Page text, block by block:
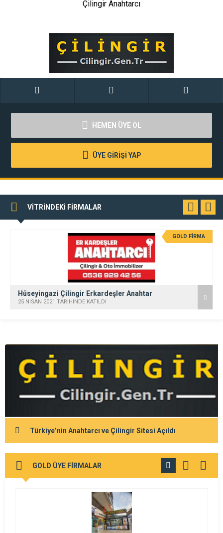
Çilingir Anahtarcı
HEMEN ÜYE OL
ÜYE GİRİŞİ YAP
VİTRİNDEKİ FİRMALAR
GOLD FİRMA
Hüseyingazi Çilingir Erkardeşler Anahtar
25 NISAN 2021 TARİHİNDE KATILDI
Türkiye’nin Anahtarcı ve Çilingir Sitesi Açıldı
GOLD ÜYE FİRMALAR
GÖR